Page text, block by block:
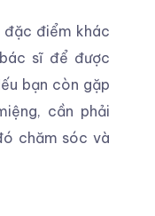
đặc điểm khác
sĩ để được
bạn còn gặp
cần phải
chăm sóc và